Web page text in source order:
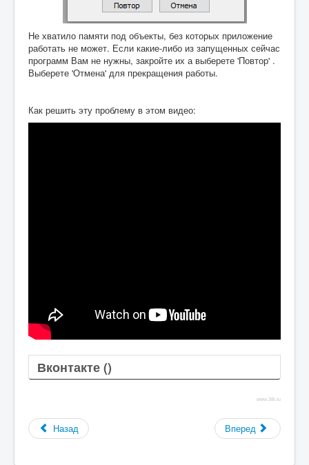
Не хватило памяти под объекты, без которых приложение
работать не может. Если какие-либо из запущенных сейчас
программ Вам не нужны, закройте их а выберете 'Повтор' .
Выберете 'Отмена' для прекращения работы.
Как решить эту проблему в этом видео:
Вконтакте ()
www.38i.ru
Назад Вперед